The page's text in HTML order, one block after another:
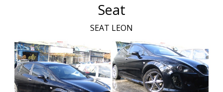
Seat
SEAT LEON